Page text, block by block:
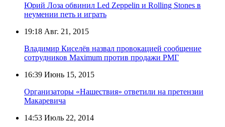
Юрий Лоза обвинил Led Zeppelin и Rolling Stones в
неумении петь и играть
19:18 Авг. 21, 2015
Владимир Киселёв назвал провокацией сообщение
сотрудников Maximum против продажи РМГ
16:39 Июнь 15, 2015
Организаторы «Нашествия» ответили на претензии
Макаревича
14:53 Июль 22, 2014